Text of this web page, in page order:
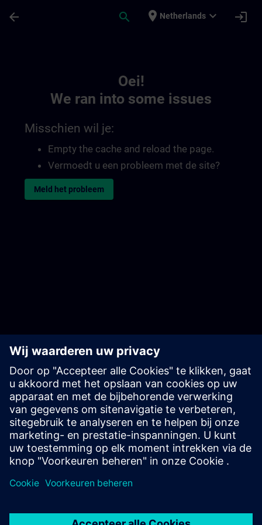
arrow_back search place Netherlands expand_more login
Oei!
We ran into some issues
Misschien wil je:
Empty the cache and reload the page.
Vermoedt u een probleem met de site?
Meld het probleem